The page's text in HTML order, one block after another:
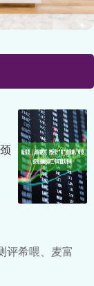
评希喂、麦富